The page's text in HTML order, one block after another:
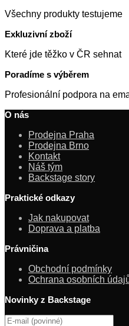
Všechny produkty testujeme
Exkluzivní zboží
Které jde těžko v ČR sehnat
Poradíme s výběrem
Profesionální podpora na
O nás
Prodejna Praha
Prodejna Brno
Kontakt
Náš tým
Backstage story
Praktické odkazy
Jak nakupovat
Doprava a platba
Právničina
Obchodní podmínky
Ochrana osobních
Novinky z Backstage